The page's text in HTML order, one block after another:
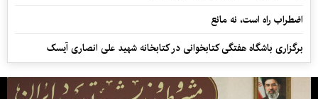
اضطراب راه است، نه مانع
برگزاری باشگاه هفتگی کتابخوانی در کتابخانه شهید علی انصاری آیسک